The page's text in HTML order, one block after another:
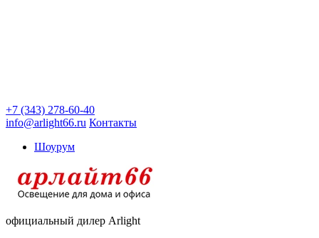
+7 (343) 278-60-40
info@arlight66.ru Контакты
Шоурум
официальный дилер Arlight